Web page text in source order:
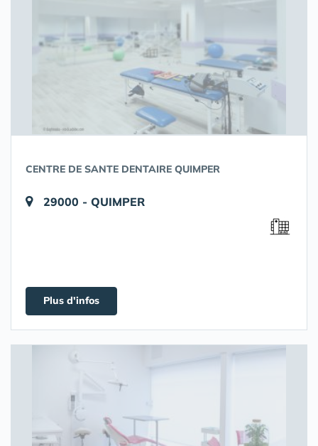
CENTRE DE SANTE DENTAIRE QUIMPER
29000 - QUIMPER
Plus d'infos